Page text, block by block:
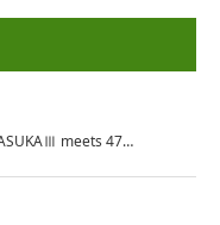
meets 47…